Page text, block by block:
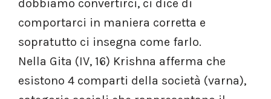
dobbiamo convertirci, ci dice di
comportarci in maniera corretta e
sopratutto ci insegna come farlo.
Nella Gita (IV, 16) Krishna afferma che
esistono 4 comparti della società (varna),